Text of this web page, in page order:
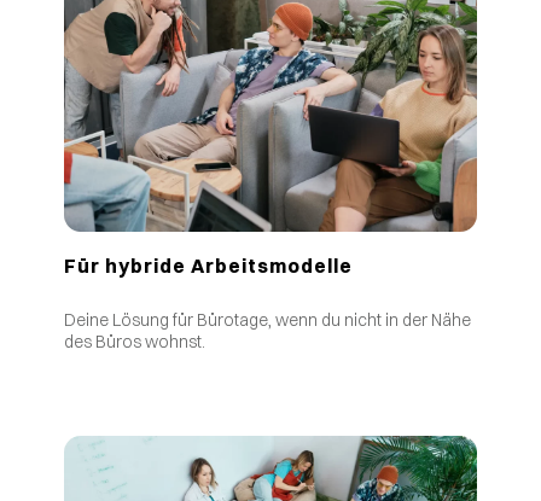
Für hybride Arbeitsmodelle
Deine Lösung für Bürotage, wenn du nicht in der Nähe
des Büros wohnst.